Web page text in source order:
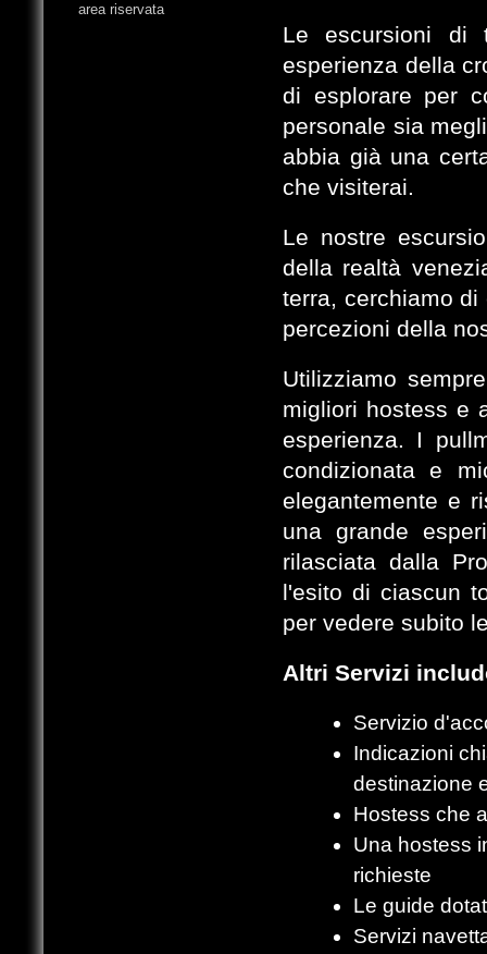
Le escursioni di
esperienza della
di esplorare per
personale sia
abbia già una
che visiterai.
Le nostre
della realtà
terra, cerchiamo
percezioni della
Utilizziamo
migliori hostess e
esperienza. I
condizionata e
elegantemente e
una grande
rilasciata dalla
l'esito di ciascun
per vedere subito
Altri Servizi
Servizio
Indicazioni
destinazione
Hostess che
Una hostess
richieste
Le guide
Servizi
area riservata